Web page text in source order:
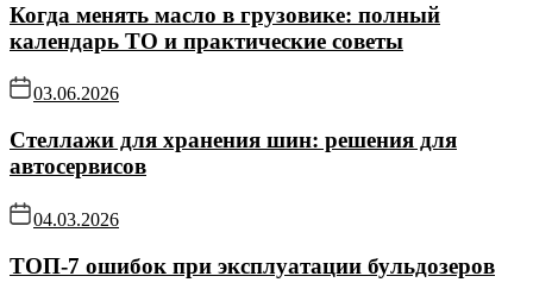
Когда менять масло в грузовике: полный
календарь ТО и практические советы
03.06.2026
Стеллажи для хранения шин: решения для
автосервисов
04.03.2026
ТОП-7 ошибок при эксплуатации бульдозеров